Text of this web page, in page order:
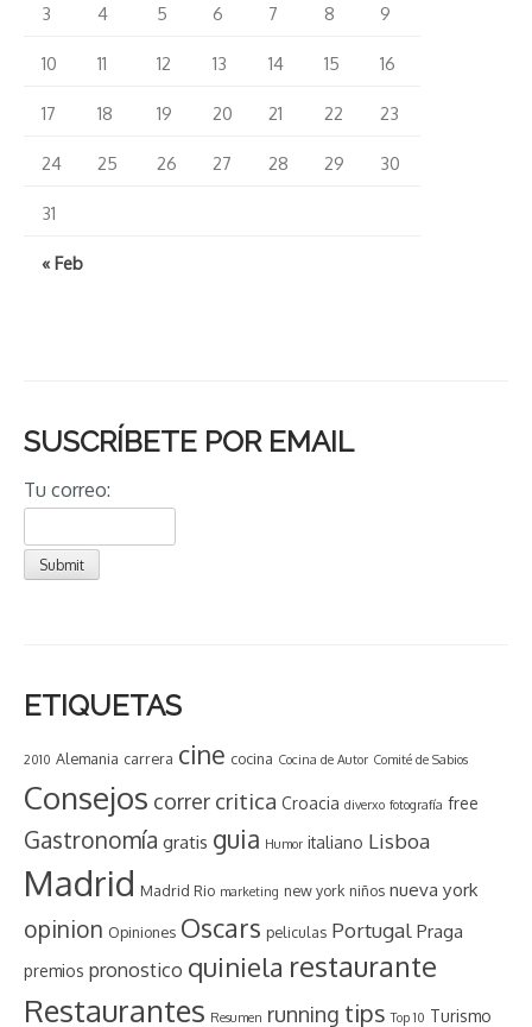
« Feb
3 4 5 6 7 8 9
10 11 12 13 14 15 16
17 18 19 20 21 22 23
24 25 26 27 28 29 30
31
SUSCRÍBETE POR EMAIL
Tu correo:
ETIQUETAS
2010 Alemania carrera cine cocina Cocina de Autor Comité de Sabios
Consejos correr critica Croacia diverxo fotografía free
Gastronomía gratis guia Humor italiano Lisboa
Madrid Madrid Rio marketing new york niños nueva york
opinion Opiniones Oscars peliculas Portugal Praga
premios pronostico quiniela restaurante
Restaurantes Resumen running tips Top 10 Turismo